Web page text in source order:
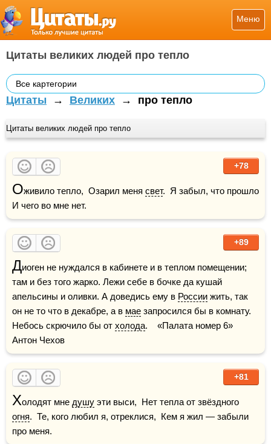
Меню
Цитаты великих людей про тепло
Все картегории
Цитаты → Великих → про тепло
Цитаты великих людей про тепло
+78
Оживило тепло,  Озарил меня свет.  Я забыл, что прошло
И чего во мне нет.
+89
Диоген не нуждался в кабинете и в теплом помещении;
там и без того жарко. Лежи себе в бочке да кушай
апельсины и оливки. А доведись ему в России жить, так
он не то что в декабре, а в мае запросился бы в комнату.
Небось скрючило бы от холода.    «Палата номер 6»
Антон Чехов
+81
Холодят мне душу
огня.  Те, кого любил я, отреклися,  Кем я жил — забыли
про меня.